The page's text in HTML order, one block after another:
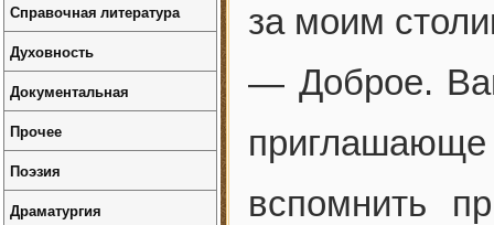
за моим
— Доброе.
вспомнить
Справочная литература
Духовность
Документальная
Прочее
Поэзия
Драматургия